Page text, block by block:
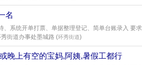
名
、系统开单打票、单据整理登记、简单台账录入 要
街道办事处墨城路 (环秀街道)
晚上有空的宝妈,阿姨,暑假工都行